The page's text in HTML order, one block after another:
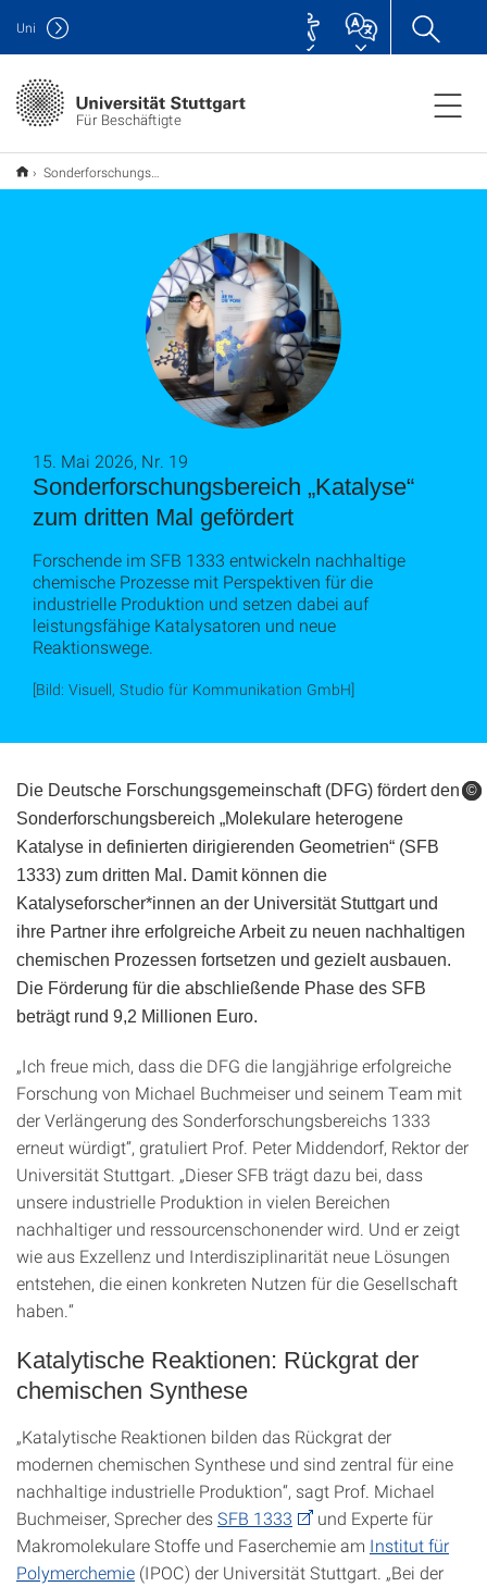
Für Beschäftigte
Uni
Sonderforschungsbereich „Katalyse“ zum dritten Mal gefördert
Sonderforschungsbereich „Katalyse“
zum dritten Mal gefördert
15. Mai 2026, Nr. 19
Forschende im SFB 1333 entwickeln nachhaltige
chemische Prozesse mit Perspektiven für die
industrielle Produktion und setzen dabei auf
leistungsfähige Katalysatoren und neue
Reaktionswege.
[Bild: Visuell, Studio für Kommunikation GmbH]
Die Deutsche Forschungsgemeinschaft (DFG) fördert den
Sonderforschungsbereich „Molekulare heterogene
Katalyse in definierten dirigierenden Geometrien“ (SFB
1333) zum dritten Mal. Damit können die
Katalyseforscher*innen an der Universität Stuttgart und
ihre Partner ihre erfolgreiche Arbeit zu neuen nachhaltigen
chemischen Prozessen fortsetzen und gezielt ausbauen.
Die Förderung für die abschließende Phase des SFB
beträgt rund 9,2 Millionen Euro.
„Ich freue mich, dass die DFG die langjährige erfolgreiche
Forschung von Michael Buchmeiser und seinem Team mit
der Verlängerung des Sonderforschungsbereichs 1333
erneut würdigt“, gratuliert Prof. Peter Middendorf, Rektor der
Universität Stuttgart. „Dieser SFB trägt dazu bei, dass
unsere industrielle Produktion in vielen Bereichen
nachhaltiger und ressourcenschonender wird. Und er zeigt
wie aus Exzellenz und Interdisziplinarität neue Lösungen
entstehen, die einen konkreten Nutzen für die Gesellschaft
haben.“
Katalytische Reaktionen: Rückgrat der
chemischen Synthese
„Katalytische Reaktionen bilden das Rückgrat der
modernen chemischen Synthese und sind zentral für eine
nachhaltige industrielle Produktion“, sagt Prof. Michael
Buchmeiser, Sprecher desSFB 1333
und Experte für
Makromolekulare Stoffe und Faserchemie am Institut für
Polymerchemie (IPOC) der Universität Stuttgart. „Bei der
©
©
©